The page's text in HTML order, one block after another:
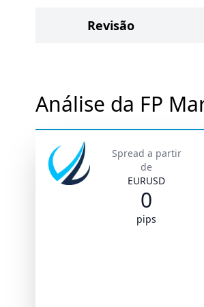
Revisão
Análise da FP
Spread a partir
de
EURUSD
0
pips